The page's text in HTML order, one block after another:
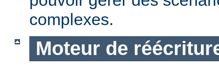
complexes.
Moteur de